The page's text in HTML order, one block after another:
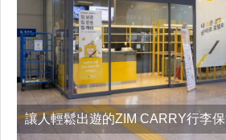
讓人輕鬆出遊的ZIM CARRY行李